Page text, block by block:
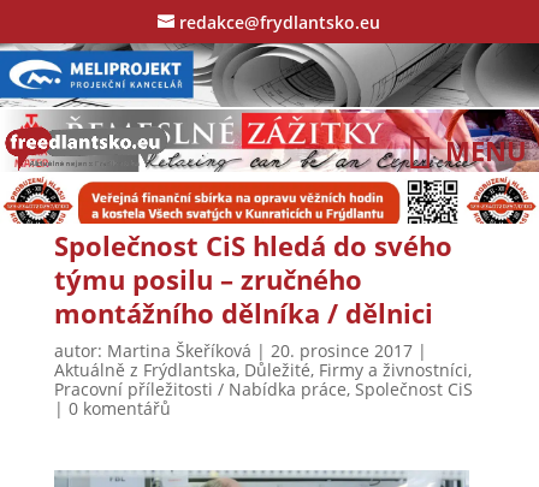
redakce@frydlantsko.eu
Společnost CiS hledá do svého
týmu posilu – zručného
montážního dělníka / dělnici
autor: Martina Škeříková | 20. prosince 2017|
Aktuálně z Frýdlantska, Důležité, Firmy a živnostníci,
Pracovní příležitosti / Nabídka práce, Společnost CiS
| 0 komentářů